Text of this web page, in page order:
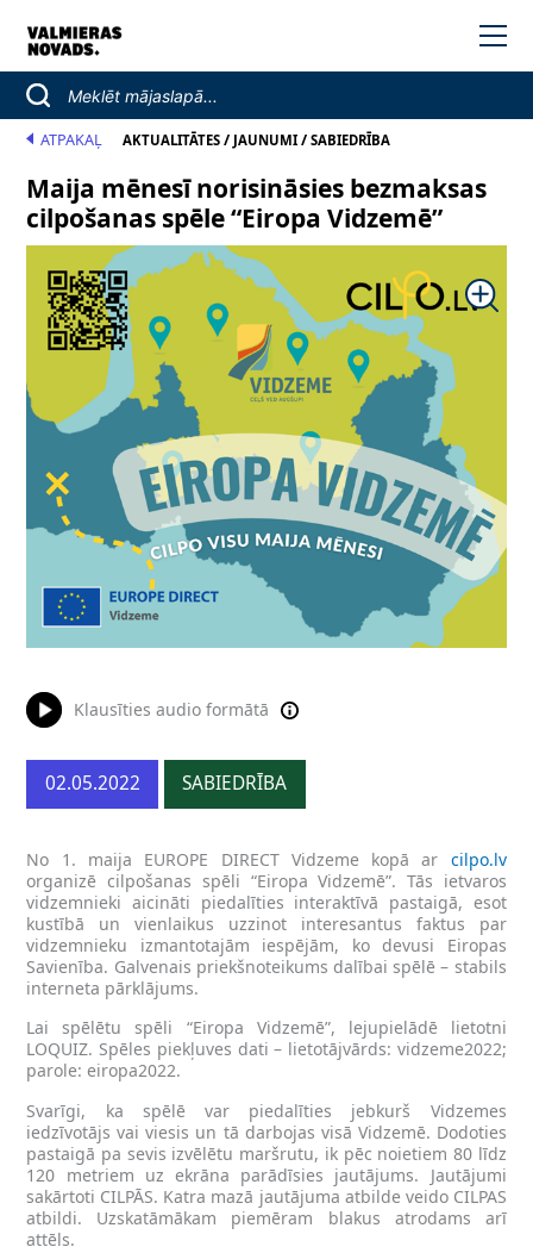
ATPAKAĻ AKTUALITĀTES/ JAUNUMI/ SABIEDRĪBA
Maija mēnesī norisināsies bezmaksas
cilpošanas spēle “Eiropa Vidzemē”
Klausīties audio formātā
02.05.2022 SABIEDRĪBA
No 1. maija EUROPE DIRECT Vidzeme kopā ar cilpo.lv
organizē cilpošanas spēli “Eiropa Vidzemē”. Tās ietvaros
vidzemnieki aicināti piedalīties interaktīvā pastaigā, esot
kustībā un vienlaikus uzzinot interesantus faktus par
vidzemnieku izmantotajām iespējām, ko devusi Eiropas
Savienība. Galvenais priekšnoteikums dalībai spēlē – stabils
interneta pārklājums.
Lai spēlētu spēli “Eiropa Vidzemē”, lejupielādē lietotni
LOQUIZ. Spēles piekļuves dati – lietotājvārds: vidzeme2022;
parole: eiropa2022.
Svarīgi, ka spēlē var piedalīties jebkurš Vidzemes
iedzīvotājs vai viesis un tā darbojas visā Vidzemē. Dodoties
pastaigā pa sevis izvēlētu maršrutu, ik pēc noietiem 80 līdz
120 metriem uz ekrāna parādīsies jautājums. Jautājumi
sakārtoti CILPĀS. Katra mazā jautājuma atbilde veido CILPAS
atbildi. Uzskatāmākam piemēram blakus atrodams arī
attēls.